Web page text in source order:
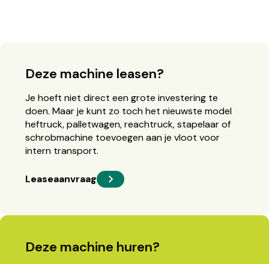
Deze machine leasen?
Je hoeft niet direct een grote investering te
doen. Maar je kunt zo toch het nieuwste model
heftruck, palletwagen, reachtruck, stapelaar of
schrobmachine toevoegen aan je vloot voor
intern transport.
Leaseaanvraag
Deze machine huren?